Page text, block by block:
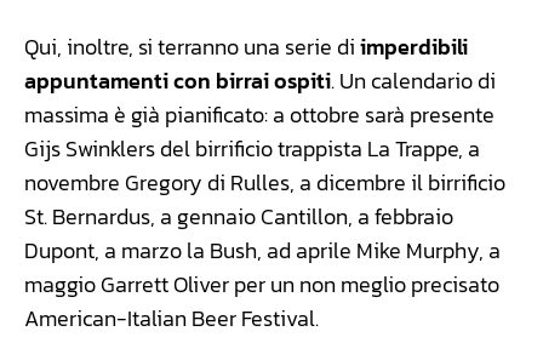
Qui, inoltre, si terranno una serie diimperdibili
appuntamenti con birrai ospiti. Un calendario di
massima è già pianificato: a ottobre sarà presente
Gijs Swinklers del birrificio trappista La Trappe, a
novembre Gregory di Rulles, a dicembre il birrificio
St. Bernardus, a gennaio Cantillon, a febbraio
Dupont, a marzo la Bush, ad aprile Mike Murphy, a
maggio Garrett Oliver per un non meglio precisato
American-Italian Beer Festival.